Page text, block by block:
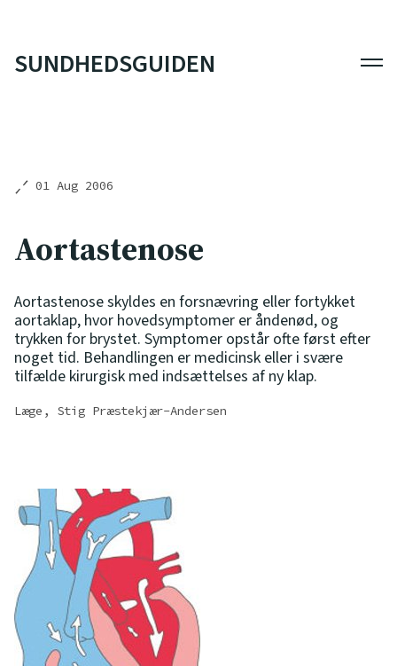
SUNDHEDSGUIDEN
01 Aug 2006
Aortastenose
Aortastenose skyldes en forsnævring eller fortykket
aortaklap, hvor hovedsymptomer er åndenød, og
trykken for brystet. Symptomer opstår ofte først efter
noget tid. Behandlingen er medicinsk eller i svære
tilfælde kirurgisk med indsættelses af ny klap.
Læge, Stig Præstekjær-Andersen